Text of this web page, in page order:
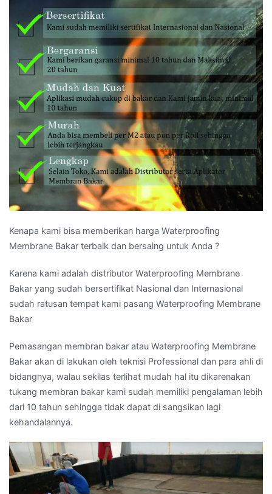
Kenapa kami bisa memberikan harga Waterproofing
Membrane Bakar terbaik dan bersaing untuk Anda ?
Karena kami adalah distributor Waterproofing Membrane
Bakar yang sudah bersertifikat Nasional dan Internasional
sudah ratusan tempat kami pasang Waterproofing Membrane
Bakar
Pemasangan membran bakar atau Waterproofing Membrane
Bakar akan di lakukan oleh teknisi Professional dan para ahli di
bidangnya, walau sekilas terlihat mudah hal itu dikarenakan
tukang membran bakar kami sudah memiliki pengalaman lebih
dari 10 tahun sehingga tidak dapat di sangsikan lagi
kehandalannya.